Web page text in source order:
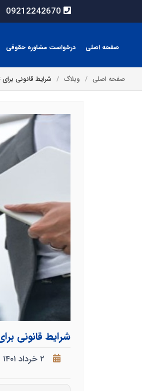
09212242670
صفحه اصلی درخواست مشاوره حقوقی
صفحه اصلی وبلاگ شرایط قانونی
شرایط قانونی
۲ خرداد ۱۴۰۱